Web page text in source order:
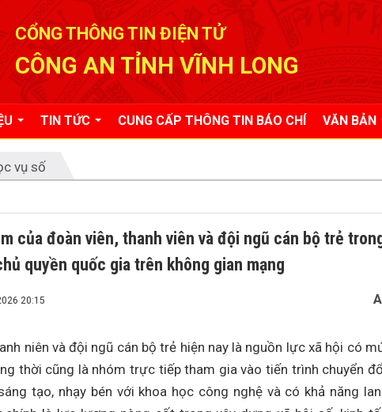
CỔNG THÔNG TIN ĐIỆN TỬ
CÔNG AN TỈNH VĨNH LONG
TIN TỨC CUNG CẤP THÔNG TIN BÁO CHÍ VĂN BẢN
vụ số
của đoàn viên, thanh viên và đội ngũ cán bộ trẻ
quyền quốc gia trên không gian mạng
20:15
niên và đội ngũ cán bộ trẻ hiện nay là nguồn lực xã hội có
thời cũng là nhóm trực tiếp tham gia vào tiến trình chuyển
tạo, nhạy bén với khoa học công nghệ và có khả năng